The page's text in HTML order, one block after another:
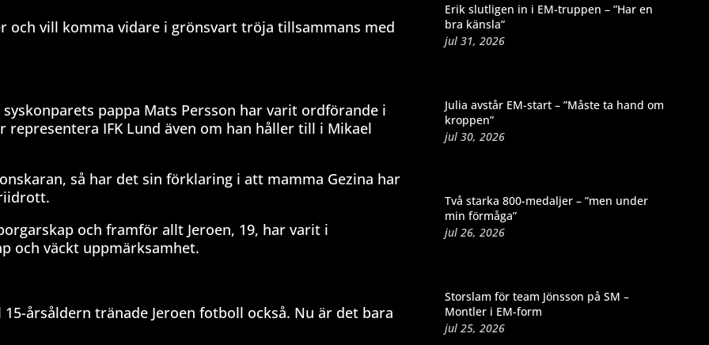
och vill komma vidare i grönsvart tröja tillsammans med
pappa Mats Persson har varit ordförande i
IFK Lund även om han håller till i Mikael
så har det sin förklaring i att mamma Gezina har
och framför allt Jeroen, 19, har varit i
och väckt uppmärksamhet.
årsåldern tränade Jeroen fotboll också. Nu är det bara
Erik slutligen in i EM-truppen – ”Har en
bra känsla”
jul 31, 2026
Julia avstår EM-start – ”Måste ta hand om
kroppen”
jul 30, 2026
Två starka 800-medaljer – ”men under
min förmåga”
jul 26, 2026
Storslam för team Jönsson på SM –
Montler i EM-form
jul 25, 2026